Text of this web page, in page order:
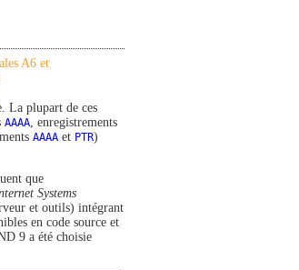
A6 et
La plupart de ces
AAAA , enregistrements
AAAA et PTR)
que
Systems
et outils) intégrant
en code source et
9 a été choisie